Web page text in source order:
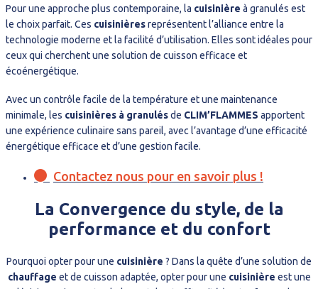
Pour une approche plus contemporaine, la cuisinière à granulés est
le choix parfait. Ces cuisinièresreprésentent l’alliance entre la
technologie moderne et la facilité d’utilisation. Elles sont idéales pour
ceux qui cherchent une solution de cuisson efficace et
écoénergétique.
Avec un contrôle facile de la température et une maintenance
minimale, les cuisinières à granulésde CLIM’FLAMMES apportent
une expérience culinaire sans pareil, avec l’avantage d’une efficacité
énergétique efficace et d’une gestion facile.
Contactez nous pour en savoir plus !
La Convergence du style, de la
performance et du confort
Pourquoi opter pour une cuisinière ? Dans la quête d’une solution de
chauffage et de cuisson adaptée, opter pour une cuisinière est une